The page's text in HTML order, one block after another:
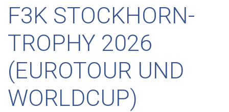
F3K STOCKHORN-
TROPHY 2026
(EUROTOUR UND
WORLDCUP)